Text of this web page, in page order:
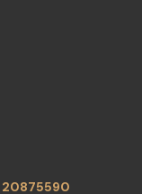
20875590